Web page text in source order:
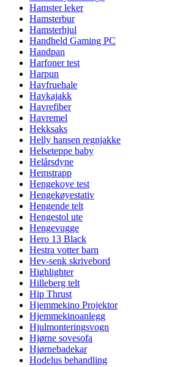
Hamster leker
Hamsterbur
Hamsterhjul
Handheld Gaming PC
Handpan
Harfoner test
Harpun
Havfruehale
Havkajakk
Havrefiber
Havremel
Hekksaks
Helly hansen regnjakke
Helseteppe baby
Helårsdyne
Hemstrapp
Hengekoye test
Hengekøyestativ
Hengende telt
Hengestol ute
Hengevugge
Hero 13 Black
Hestra votter barn
Hev-senk skrivebord
Highlighter
Hilleberg telt
Hip Thrust
Hjemmekino Projektor
Hjemmekinoanlegg
Hjulmonteringsvogn
Hjørne sovesofa
Hjørnebadekar
Hodelus behandling